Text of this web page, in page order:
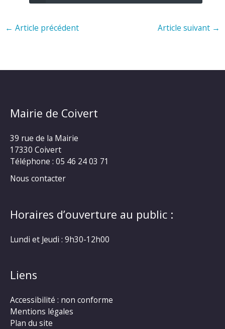
← Article précédent Article suivant →
Mairie de Coivert
39 rue de la Mairie
17330 Coivert
Téléphone : 05 46 24 03 71
Nous contacter
Horaires d’ouverture au public :
Lundi et Jeudi : 9h30-12h00
Liens
Accessibilité : non conforme
Mentions légales
Plan du site